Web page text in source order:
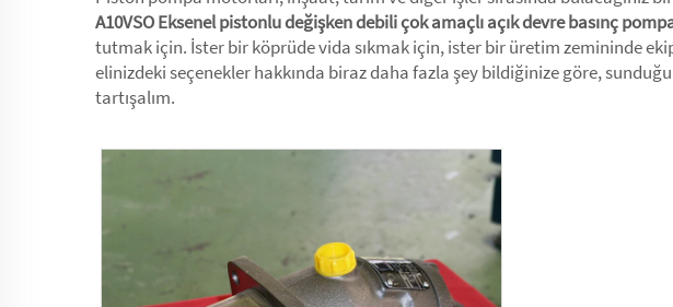
A10VSO Eksenel pistonlu değişken debili çok amaçlı açık devre basınç
tutmak için. İster bir köprüde vida sıkmak için, ister bir üretim zemininde
elinizdeki seçenekler hakkında biraz daha fazla şey bildiğinize göre,
tartışalım.